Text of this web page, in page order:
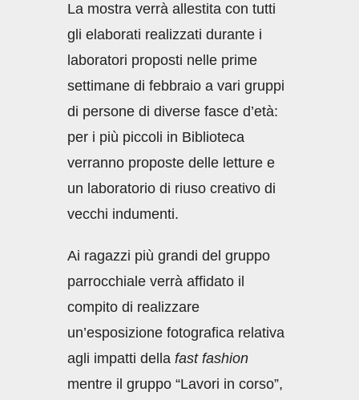
La mostra verrà allestita con tutti
gli elaborati realizzati durante i
laboratori proposti nelle prime
settimane di febbraio a vari gruppi
di persone di diverse fasce d’età:
per i più piccoli in Biblioteca
verranno proposte delle letture e
un laboratorio di riuso creativo di
vecchi indumenti.
Ai ragazzi più grandi del gruppo
parrocchiale verrà affidato il
compito di realizzare
un’esposizione fotografica relativa
agli impatti della fast fashion
mentre il gruppo “Lavori in corso”,